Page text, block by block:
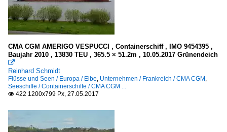
CMA CGM AMERIGO VESPUCCI , Containerschiff , IMO 9454395 ,
Baujahr 2010 , 13830 TEU , 365.5 × 51.2m , 10.05.2017 Grünendeich

Reinhard Schmidt
Flüsse und Seen / Europa / Elbe, Unternehmen / Frankreich / CMA CGM,
Seeschiffe / Containerschiffe / CMA CGM ...
 422 1200x799 Px, 27.05.2017